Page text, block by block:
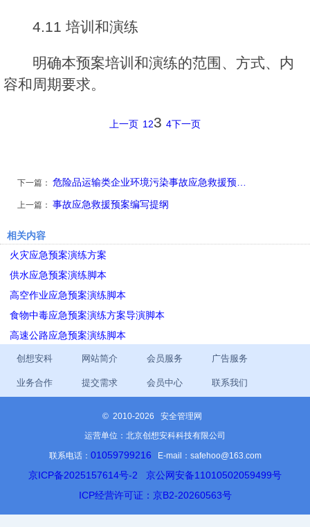
4.11 培训和演练
明确本预案培训和演练的范围、方式、内
容和周期要求。
上一页 1 23 4下一页
下一篇： 危险品运输类企业环境污染事故应急救援预…
上一篇： 事故应急救援预案编写提纲
相关内容
火灾应急预案演练方案
供水应急预案演练脚本
高空作业应急预案演练脚本
食物中毒应急预案演练方案导演脚本
高速公路应急预案演练脚本
创想安科 网站简介 会员服务 广告服务
业务合作 提交需求 会员中心 联系我们
© 2010-2026 安全管理网
运营单位：北京创想安科科技有限公司
联系电话： 01059799216 E-mail：safehoo@163.com
京ICP备2025157614号-2
京公网安备11010502059499号
ICP经营许可证：京B2-20260563号